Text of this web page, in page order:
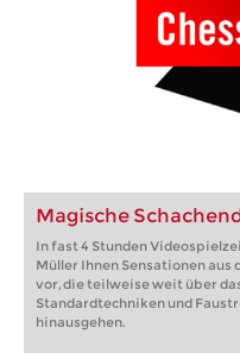
Magische
In fast 4 Stunden
Müller Ihnen Sensationen aus
vor, die teilweise weit über
Standardtechniken und
hinausgehen.